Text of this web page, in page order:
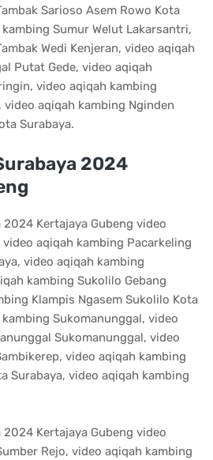
Sarioso Asem Rowo Kota
Sumur Welut Lakarsantri,
Wedi Kenjeran, video aqiqah
Putat Gede, video aqiqah
video aqiqah kambing
aqiqah kambing Nginden
Surabaya.
2024
Kertajaya Gubeng video
aqiqah kambing Pacarkeling
video aqiqah kambing
kambing Sukolilo Gebang
Klampis Ngasem Sukolilo Kota
Sukomanunggal, video
Sukomanunggal, video
video aqiqah kambing
Surabaya, video aqiqah kambing
Kertajaya Gubeng video
Rejo, video aqiqah kambing